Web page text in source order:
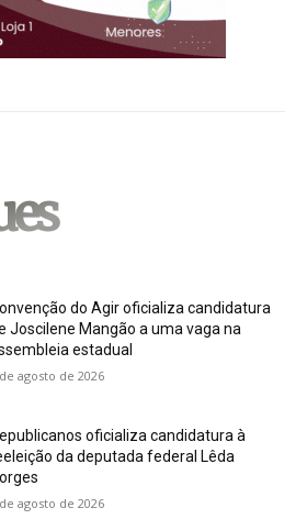
do Agir oficializa candidatura
Joscilene Mangão a uma vaga na
estadual
agosto de 2026
oficializa candidatura à
da deputada federal Lêda
agosto de 2026